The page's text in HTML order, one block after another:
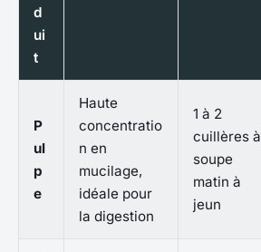
d
ui
t
P
ul
p
e
Haute
concentratio
n en
mucilage,
idéale pour
la digestion
1 à 2
cuillères à
soupe
matin à
jeun